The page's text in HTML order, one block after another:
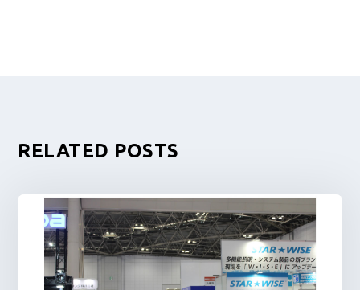
RELATED POSTS